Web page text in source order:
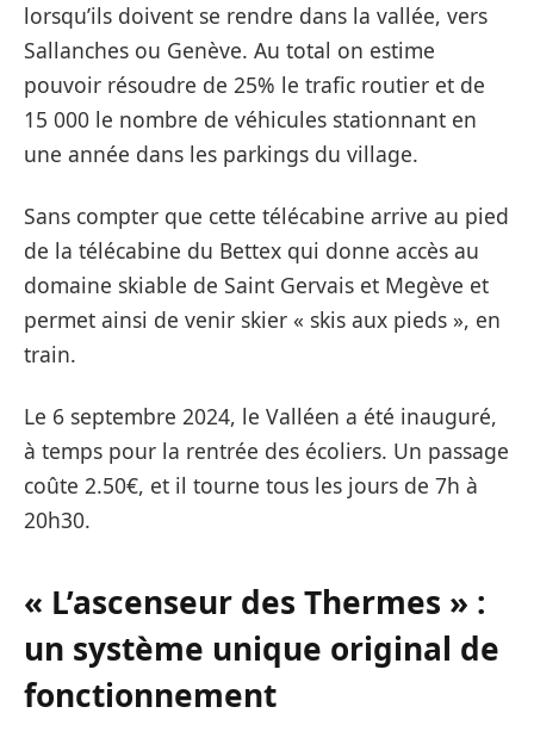
lorsqu’ils doivent se rendre dans la vallée, vers
Sallanches ou Genève. Au total on estime
pouvoir résoudre de 25% le trafic routier et de
15 000 le nombre de véhicules stationnant en
une année dans les parkings du village.
Sans compter que cette télécabine arrive au pied
de la télécabine du Bettex qui donne accès au
domaine skiable de Saint Gervais et Megève et
permet ainsi de venir skier « skis aux pieds », en
train.
Le 6 septembre 2024, le Valléen a été inauguré,
à temps pour la rentrée des écoliers. Un passage
coûte 2.50€, et il tourne tous les jours de 7h à
20h30.
« L’ascenseur des Thermes » :
un système unique original de
fonctionnement